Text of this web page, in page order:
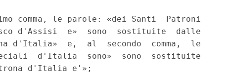
comma, le parole: «dei Santi  Patroni
d'Assisi  e»  sono  sostituite  dalle
d'Italia»  e,  al  secondo  comma,  le
d'Italia  sono»  sono  sostituite
d'Italia e'»;